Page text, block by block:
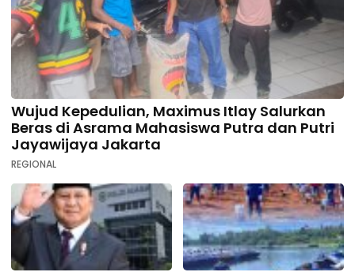
Wujud Kepedulian, Maximus Itlay Salurkan
Beras di Asrama Mahasiswa Putra dan Putri
Jayawijaya Jakarta
REGIONAL